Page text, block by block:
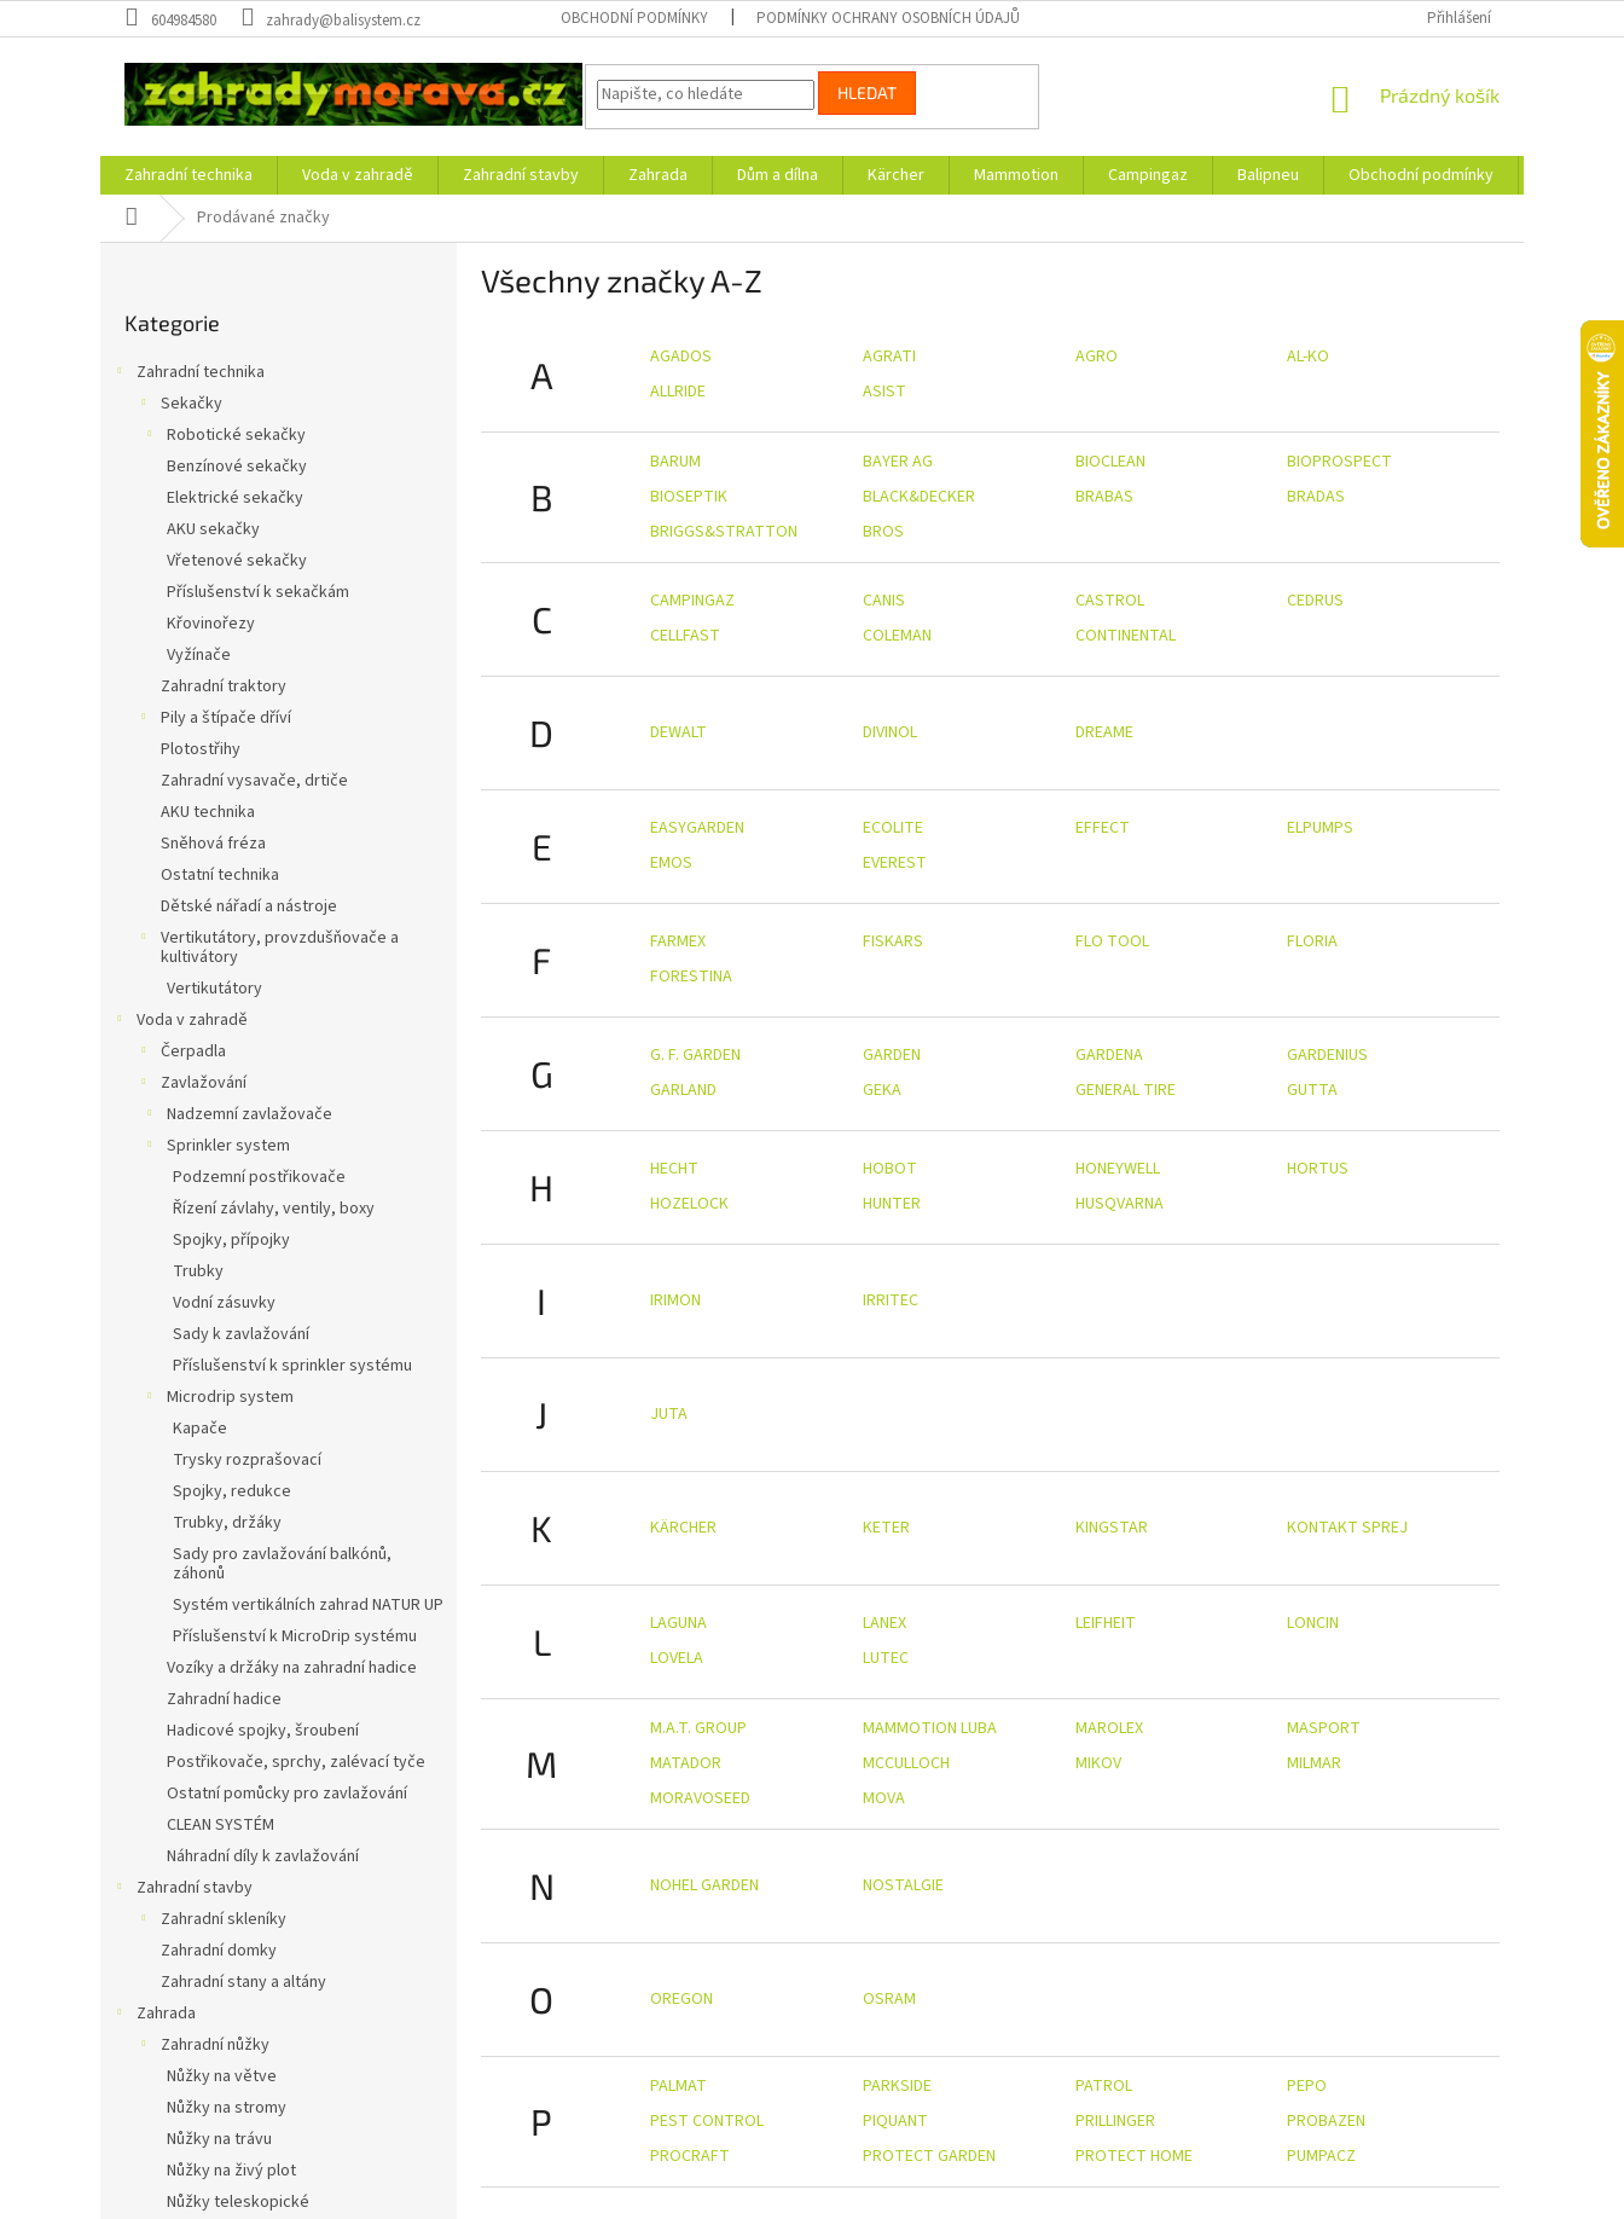
na
604984580 zahrady@balisystem.cz OBCHODNÍ PODMÍNKY PODMÍNKY OCHRANY OSOBNÍCH ÚDAJŮ Přihlášení
HLEDAT
NÁKUPNÍ
Prázdný košík
Zahradní technika Voda v zahradě Zahradní stavby Zahrada Dům a dílna Kärcher Mammotion Campingaz Balipneu Obchodní podmínky
Domů Prodávané značky
kategorie
Kategorie
Zahradní technika
Sekačky
Robotické sekačky
Benzínové sekačky
Elektrické sekačky
AKU sekačky
Vřetenové sekačky
Příslušenství k sekačkám
Křovinořezy
Vyžínače
Zahradní traktory
Pily a štípače dříví
Plotostřihy
Zahradní vysavače, drtiče
AKU technika
Sněhová fréza
Ostatní technika
Dětské nářadí a nástroje
Vertikutátory, provzdušňovače a
kultivátory
Vertikutátory
Voda v zahradě
Čerpadla
Zavlažování
Nadzemní zavlažovače
Sprinkler system
Podzemní postřikovače
Řízení závlahy, ventily, boxy
Spojky, přípojky
Trubky
Vodní zásuvky
Sady k zavlažování
Příslušenství k sprinkler systému
Microdrip system
Kapače
Trysky rozprašovací
Spojky, redukce
Trubky, držáky
Sady pro zavlažování balkónů,
záhonů
Systém vertikálních zahrad NATUR UP
Příslušenství k MicroDrip systému
Vozíky a držáky na zahradní hadice
Zahradní hadice
Hadicové spojky, šroubení
Postřikovače, sprchy, zalévací tyče
Ostatní pomůcky pro zavlažování
CLEAN SYSTÉM
Náhradní díly k zavlažování
Zahradní stavby
Zahradní skleníky
Zahradní domky
Zahradní stany a altány
Zahrada
Zahradní nůžky
Nůžky na větve
Nůžky na stromy
Nůžky na trávu
Nůžky na živý plot
Nůžky teleskopické
Všechny značky A-Z
A AGADOS AGRATI AGRO
AL-KO
ALLRIDE
ASIST
B
BARUM BAYER AG BIOCLEAN
BIOPROSPECT
BIOSEPTIK
BLACK&DECKER BRABAS
BRADAS
BRIGGS&STRATTON
BROS
C CAMPINGAZ CANIS CASTROL
CEDRUS
CELLFAST
COLEMAN CONTINENTAL
D DEWALT DIVINOL DREAME
E EASYGARDEN ECOLITE EFFECT
ELPUMPS
EMOS
EVEREST
F FARMEX FISKARS FLO TOOL
FLORIA
FORESTINA
G G. F. GARDEN GARDEN GARDENA
GARDENIUS
GARLAND
GEKA GENERAL TIRE GUTTA
H HECHT HOBOT HONEYWELL
HORTUS
HOZELOCK
HUNTER HUSQVARNA
I IRIMON IRRITEC
J JUTA
K KÄRCHER KETER KINGSTAR KONTAKT SPREJ
L LAGUNA LANEX LEIFHEIT
LONCIN
LOVELA
LUTEC
M
M.A.T. GROUP MAMMOTION LUBA MAROLEX
MASPORT
MATADOR
MCCULLOCH MIKOV
MILMAR
MORAVOSEED
MOVA
N NOHEL GARDEN NOSTALGIE
O OREGON OSRAM
P
PALMAT PARKSIDE PATROL
PEPO
PEST CONTROL
PIQUANT PRILLINGER
PROBAZEN
PROCRAFT
PROTECT GARDEN PROTECT HOME PUMPACZ